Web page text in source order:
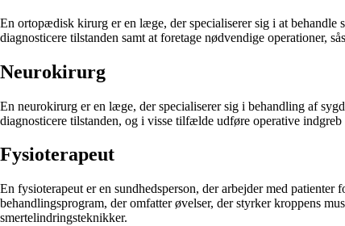
En ortopædisk kirurg er en læge, der specialiserer sig i at
diagnosticere tilstanden samt at foretage nødvendige operationer,
Neurokirurg
En neurokirurg er en læge, der specialiserer sig i behandling af
diagnosticere tilstanden, og i visse tilfælde udføre operative
Fysioterapeut
En fysioterapeut er en sundhedsperson, der arbejder med
behandlingsprogram, der omfatter øvelser, der styrker kroppens
smertelindringsteknikker.